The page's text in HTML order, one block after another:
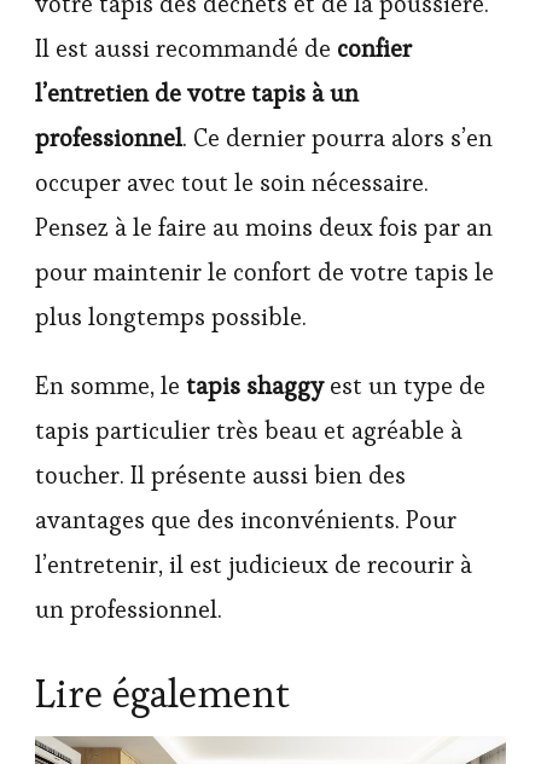
Il est aussi recommandé de confier
l’entretien de votre tapis à un
professionnel. Ce dernier pourra alors s’en
occuper avec tout le soin nécessaire.
Pensez à le faire au moins deux fois par an
pour maintenir le confort de votre tapis le
plus longtemps possible.
En somme, le tapis shaggyest un type de
tapis particulier très beau et agréable à
toucher. Il présente aussi bien des
avantages que des inconvénients. Pour
l’entretenir, il est judicieux de recourir à
un professionnel.
Lire également